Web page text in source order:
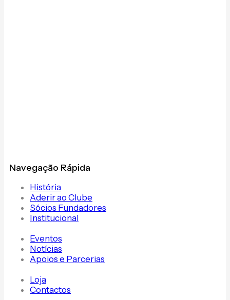
Navegação Rápida
História
Aderir ao Clube
Sócios Fundadores
Institucional
Eventos
Notícias
Apoios e Parcerias
Loja
Contactos